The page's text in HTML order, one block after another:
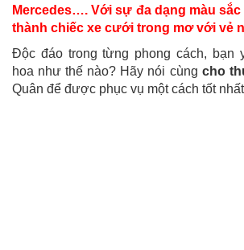
Mercedes…. Với sự đa dạng màu
thành chiếc xe cưới trong mơ với vẻ
Độc đáo trong từng phong cách, bạn
hoa như thế nào? Hãy nói cùng cho
Quân để được phục vụ một cách tốt